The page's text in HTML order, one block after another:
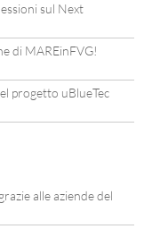
sul Next
di MAREinFVG!
progetto uBlueTec
alle aziende del